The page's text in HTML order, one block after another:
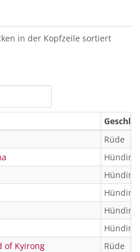
in der Kopfzeile sortiert
Rüde
Hündin
Hündin
Hündin
Hündin
Hündin
of Kyirong
Rüde